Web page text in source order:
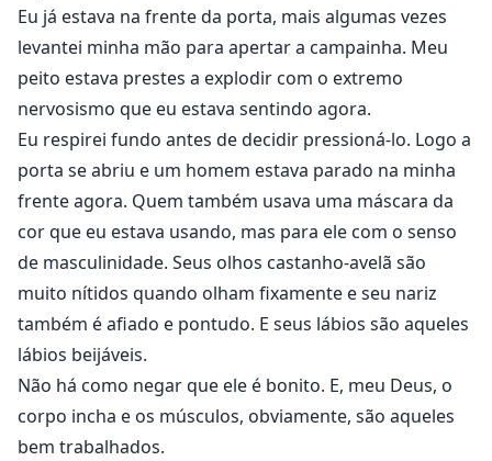
Eu já estava na frente da porta, mais algumas vezes
levantei minha mão para apertar a campainha. Meu
peito estava prestes a explodir com o extremo
nervosismo que eu estava sentindo agora.
Eu respirei fundo antes de decidir pressioná-lo. Logo a
porta se abriu e um homem estava parado na minha
frente agora. Quem também usava uma máscara da
cor que eu estava usando, mas para ele com o senso
de masculinidade. Seus olhos castanho-avelã são
muito nítidos quando olham fixamente e seu nariz
também é afiado e pontudo. E seus lábios são aqueles
lábios beijáveis.
Não há como negar que ele é bonito. E, meu Deus, o
corpo incha e os músculos, obviamente, são aqueles
bem trabalhados.